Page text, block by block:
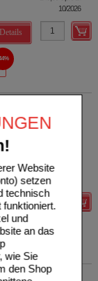
Website
setzen
technisch
funktioniert.
und
an das
wie Sie
den Shop
10/2026
Details
62,80 €
Details